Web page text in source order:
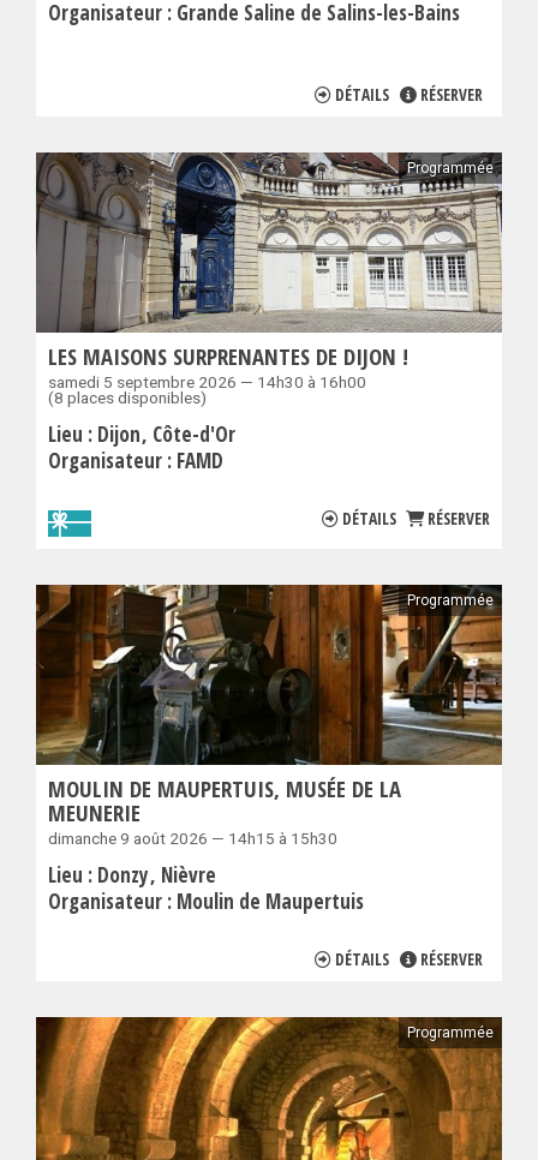
Organisateur : Grande Saline de Salins-les-Bains
DÉTAILS RÉSERVER
Programmée
LES MAISONS SURPRENANTES DE DIJON !
samedi 5 septembre 2026 — 14h30 à 16h00
(8 places disponibles)
Lieu : Dijon Côte-d'Or
Organisateur : FAMD
DÉTAILS RÉSERVER
Programmée
MOULIN DE MAUPERTUIS, MUSÉE DE LA
MEUNERIE
dimanche 9 août 2026 — 14h15 à 15h30
Lieu : Donzy Nièvre
Organisateur : Moulin de Maupertuis
DÉTAILS RÉSERVER
Programmée